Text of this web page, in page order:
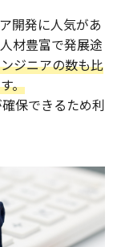
開発に人気があ
材豊富で発展途
ジニアの数も比
。
保できるため利